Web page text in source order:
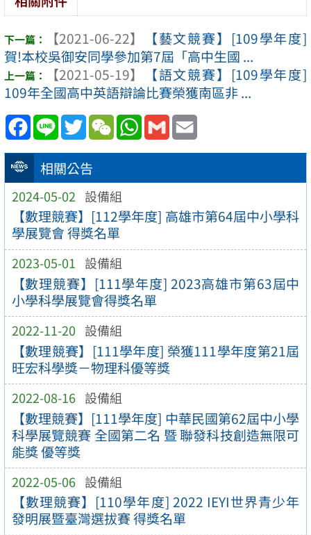
相關公告
2024-05-02 設備組
【數理競賽】[112學年度] 高雄市第64屆中小學科
學展覽會 得獎名單
2023-05-01 設備組
【數理競賽】[111學年度] 2023高雄市第63屆中
小學科學展覽會得獎名單
2022-11-20 設備組
【數理競賽】[111學年度] 榮獲111學年度第21屆
旺宏科學獎－物理科優等獎
2022-08-16 設備組
【數理競賽】[111學年度] 中華民國第62屆中小學
科學展覽競賽 全國第二名 暨 聯發科技創造無限可
能獎 優等獎
2022-05-06 設備組
【數理競賽】[110學年度] 2022 IEYI世界青少年
發明展暨臺灣選拔賽 得獎名單
【2021-06-22】
【藝文競賽】[109學年度]
賀!本校吳御安同學參加第7屆「高中生國 ...
【2021-05-19】
【語文競賽】[109學年度]
109年全國高中英語辯論比賽榮獲南區非 ...
Facebook
Line TwitterWeChatWhatsApp
Gmail